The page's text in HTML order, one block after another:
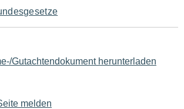
Gutachtendokument herunterladen
melden